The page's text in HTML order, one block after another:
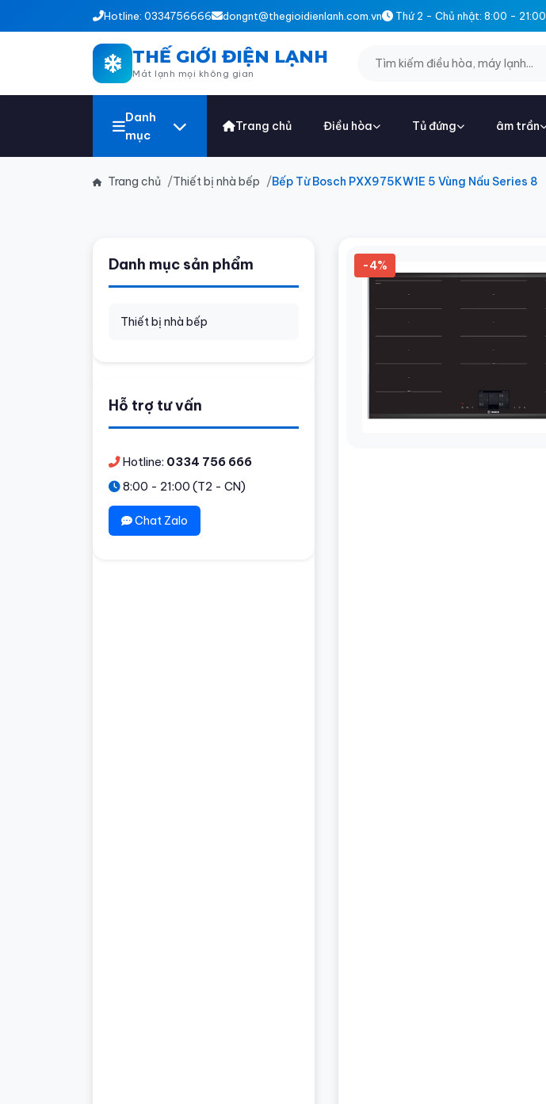
Hotline: 0334756666 dongnt@thegioidienlanh.com.vn Thứ 2 - Chủ nhật: 8:00 - 21:00
THẾ GIỚI ĐIỆN LẠNH
Mát lạnh mọi không gian
Danh
mục
Trang chủ Điều hòa Tủ đứng âm trần
Trang chủ Thiết bị nhà bếp Bếp Từ Bosch PXX975KW1E 5 Vùng Nấu Series 8
Danh mục sản phẩm
Thiết bị nhà bếp
Hỗ trợ tư vấn
Hotline: 0334 756 666
8:00 - 21:00 (T2 - CN)
Chat Zalo
-4%